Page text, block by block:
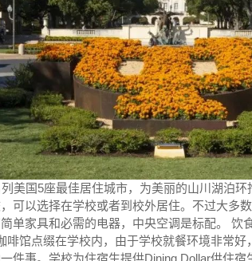
美国5座最佳居住城市，为美丽的山川湖泊
可以选择在学校或者到校外居住。不过大多
单家具和必需的电器，中央空调是标配。 饮
啡馆点缀在学校内，由于学校就餐环境非常
件事。学校为住宿生提供Dining Dollar供住